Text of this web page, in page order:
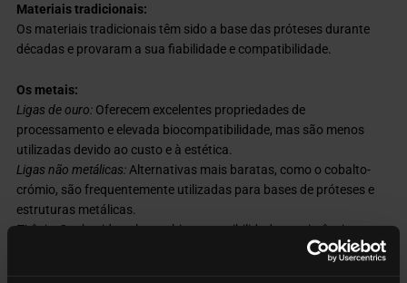
Materiais tradicionais:
Os materiais tradicionais têm sido a base das próteses durante
décadas e provaram a sua fiabilidade e compatibilidade.
Os metais:
Ligas de ouro: Oferecem excelentes propriedades de
processamento e elevada biocompatibilidade, mas são menos
utilizadas devido ao custo e à estética.
Ligas não metálicas:Alternativas mais baratas, como o cobalto-
crómio, são frequentemente utilizadas para bases de próteses e
estruturas metálicas.
Titânio:Conhecido pela sua biocompatibilidade e resistência, o
titânio é frequentemente utilizado para implantes e restaurações